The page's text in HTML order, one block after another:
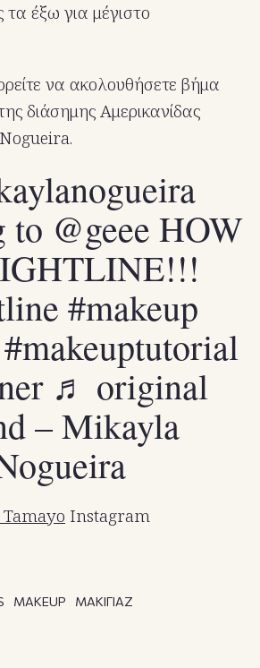
τα έξω για μέγιστο
να ακολουθήσετε βήμα
διάσημης Αμερικανίδας
to @geee HOW
#makeup
#makeuptutorial
♬ original
– Mikayla
Instagram
MAKEUP ΜΑΚΙΓΙΑΖ